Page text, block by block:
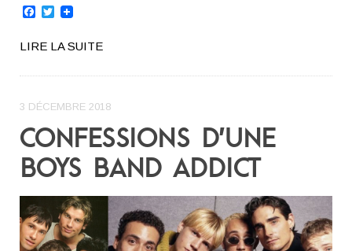
Facebook
Twitter
LIRE LA SUITE
3 DÉCEMBRE 2018
CONFESSIONS D’UNE
BOYS BAND ADDICT